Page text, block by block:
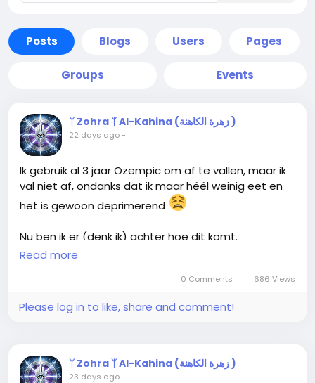
Posts Blogs Users Pages
Groups Events
ᛉ Zohra ᛉ Al-Kahina (زهرة الكاهنة )
22 days ago-
Ik gebruik al 3 jaar Ozempic om af te vallen, maar ik
val niet af, ondanks dat ik maar héél weinig eet en
het is gewoon deprimerend
Nu ben ik er (denk ik) achter hoe dit komt.
het middel Truxal. Dit móet ik slikken, anders draai ik
dingen doen die ik hier liever niet vernoem
het gebruik van het middel Truxal kan leiden tot
gewichtstoename, óndanks dat ik Ozempic gebruik?
Read more
0 Comments 686 Views
Please log in to like, share and comment!
ᛉ Zohra ᛉ Al-Kahina (زهرة الكاهنة )
23 days ago-